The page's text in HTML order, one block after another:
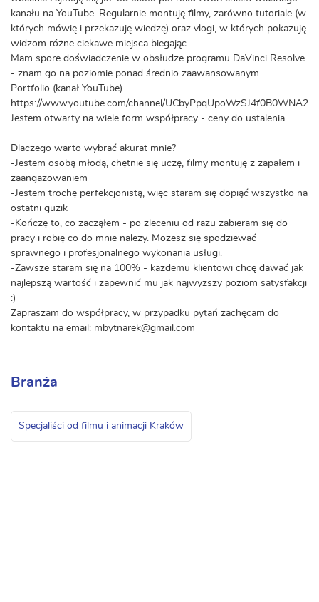
kanału na YouTube. Regularnie montuję filmy, zarówno tutoriale (w
których mówię i przekazuję wiedzę) oraz vlogi, w których pokazuję
widzom różne ciekawe miejsca biegając.
Mam spore doświadczenie w obsłudze programu DaVinci Resolve
- znam go na poziomie ponad średnio zaawansowanym.
Portfolio (kanał YouTube)
https://www.youtube.com/channel/UCbyPpqUpoWzSJ4f0B0WNA2Q
Jestem otwarty na wiele form współpracy - ceny do ustalenia.
Dlaczego warto wybrać akurat mnie?
-Jestem osobą młodą, chętnie się uczę, filmy montuję z zapałem i
zaangażowaniem
-Jestem trochę perfekcjonistą, więc staram się dopiąć wszystko na
ostatni guzik
-Kończę to, co zacząłem - po zleceniu od razu zabieram się do
pracy i robię co do mnie należy. Możesz się spodziewać
sprawnego i profesjonalnego wykonania usługi.
-Zawsze staram się na 100% - każdemu klientowi chcę dawać jak
najlepszą wartość i zapewnić mu jak najwyższy poziom satysfakcji
:)
Zapraszam do współpracy, w przypadku pytań zachęcam do
kontaktu na email: mbytnarek@gmail.com
Branża
Specjaliści od filmu i animacji Kraków